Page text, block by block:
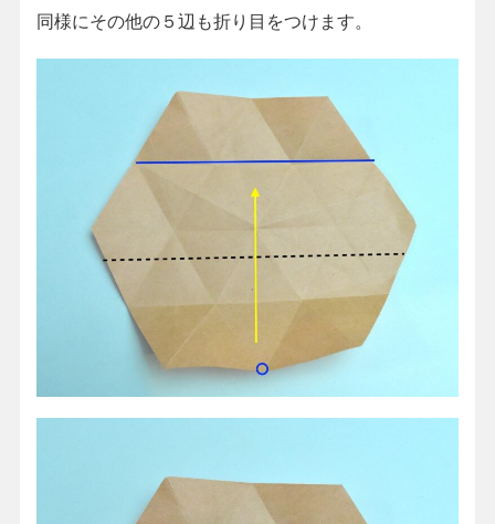
同様にその他の５辺も折り目をつけます。